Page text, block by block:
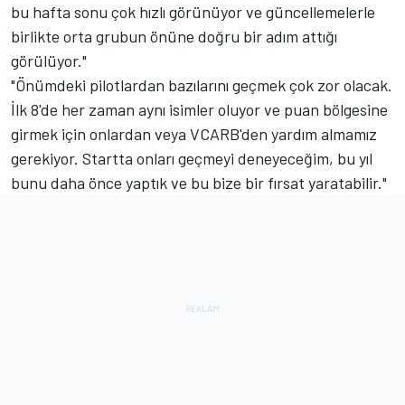
bu hafta sonu çok hızlı görünüyor ve güncellemelerle
birlikte orta grubun önüne doğru bir adım attığı
görülüyor."
"Önümdeki pilotlardan bazılarını geçmek çok zor olacak.
İlk 8'de her zaman aynı isimler oluyor ve puan bölgesine
girmek için onlardan veya VCARB'den yardım almamız
gerekiyor. Startta onları geçmeyi deneyeceğim, bu yıl
bunu daha önce yaptık ve bu bize bir fırsat yaratabilir."